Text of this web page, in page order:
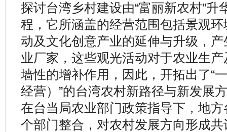
探讨台湾乡村建设由“富丽新农村”升
程，它所涵盖的经营范围包括景观
动及文化创意产业的延伸与升级，
业厂家，这些观光活动对于农业生
墙性的增补作用，因此，开拓出了“
经营）”的台湾农村新路径与新发展
在台当局农业部门政策指导下，地
个部门整合，对农村发展方向形成